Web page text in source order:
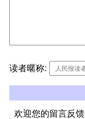
读者暱称:
欢迎您的留言反馈